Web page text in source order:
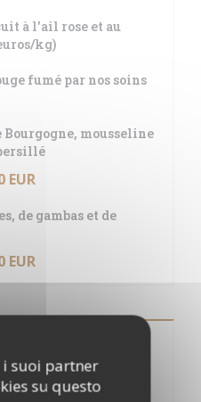
suoi partner
su questo
à l'ail rose et au
kg)
fumé par nos soins
Bourgogne, mousseline
EUR
de gambas et de
EUR